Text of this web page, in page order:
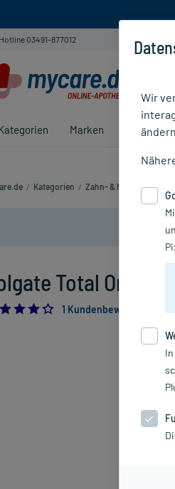
Hotline 03491-877012
Marken Ratgeber
/ Kategorien / Zahn- & Mundpflege
Total
4.0
1 Kundenbewertung*
Wir
ändern.